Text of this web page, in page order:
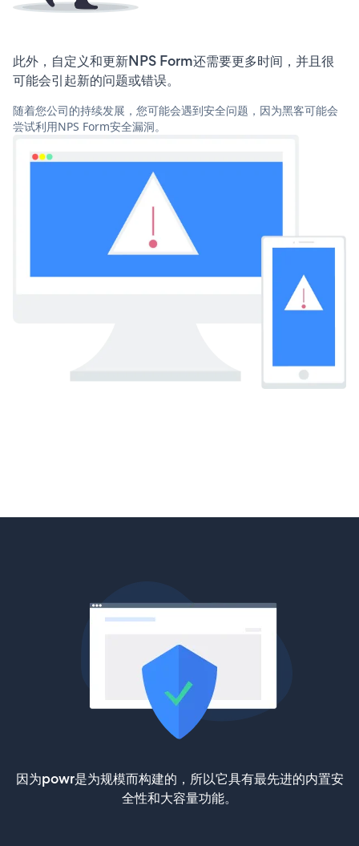
此外，自定义和更新NPS Form还需要更多时间，并且很
可能会引起新的问题或错误。
随着您公司的持续发展，您可能会遇到安全问题，因为黑客可能会
尝试利用NPS Form安全漏洞。
因为powr是为规模而构建的，所以它具有最先进的内置安
全性和大容量功能。